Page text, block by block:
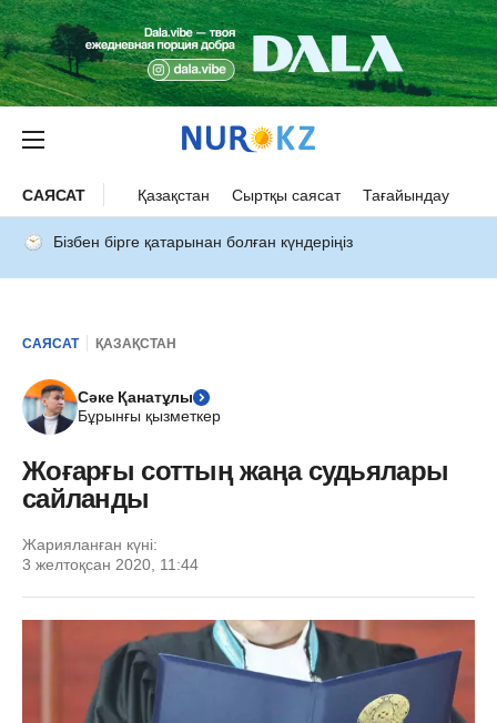
САЯСАТ Қазақстан Сыртқы саясат Тағайындау
Бізбен бірге қатарынан болған күндеріңіз
САЯСАТ ҚАЗАҚСТАН
Сәке Қанатұлы
Бұрынғы қызметкер
Жоғарғы соттың жаңа судьялары
сайланды
Жарияланған күні:
3 желтоқсан 2020, 11:44